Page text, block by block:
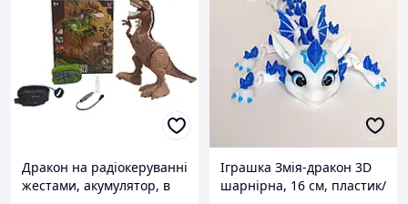
Дракон на радіокеруванні
жестами, акумулятор, в
Іграшка Змія-дракон 3D
шарнірна, 16 см, пластик/